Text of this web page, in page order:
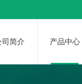
司简介 产品中心